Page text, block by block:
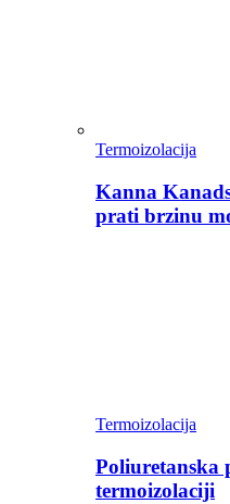
Termoizolacija
Kanna
prati brzinu
Termoizolacija
Poliuretanska
termoizolaciji